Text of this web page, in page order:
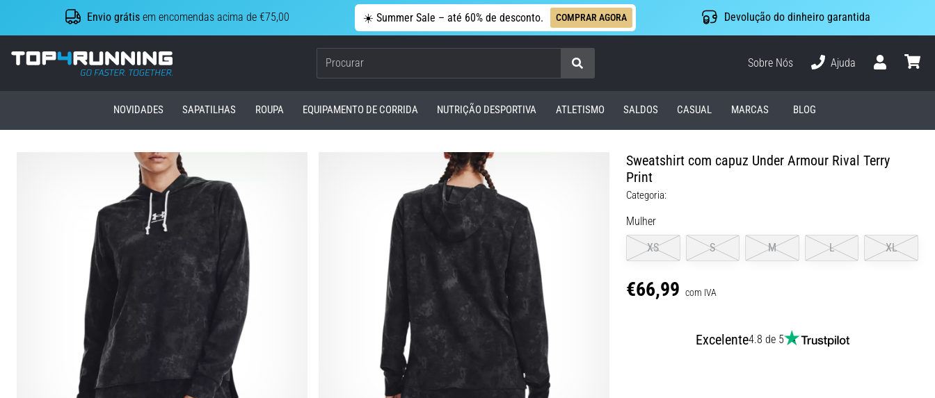
Envio grátis em encomendas acima de €75,00 ☀️ Summer Sale – até 60% de desconto. COMPRAR AGORA Devolução do dinheiro garantida
Top4Running.pt
Procurar
Sobre Nós
Ajuda
NOVIDADES SAPATILHAS ROUPA EQUIPAMENTO DE CORRIDA NUTRIÇÃO DESPORTIVA ATLETISMO SALDOS CASUAL MARCAS BLOG
Sweatshirt com capuz Under Armour Rival Terry
Print
Categoria:
Mulher
XS
S M L XL
€66,99 com IVA
Excelente4.8 de 5